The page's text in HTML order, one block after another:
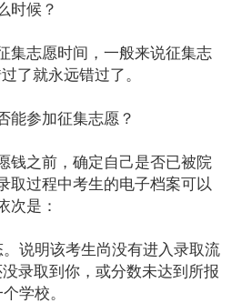
候？
志愿时间，一般来说征集志
了就永远错过了。
参加征集志愿？
之前，确定自己是否已被院
取过程中考生的电子档案可以
次是：
明该考生尚没有进入录取流
录取到你，或分数未达到所报
学校。